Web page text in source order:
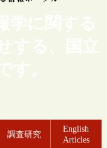
学に関する
する、国立
す。
調査研究
English
Articles